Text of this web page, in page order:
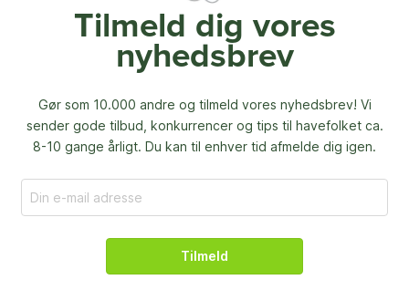
Tilmeld dig vores
nyhedsbrev
Gør som 10.000 andre og tilmeld vores nyhedsbrev! Vi
sender gode tilbud, konkurrencer og tips til havefolket ca.
8-10 gange årligt. Du kan til enhver tid afmelde dig igen.
Tilmeld